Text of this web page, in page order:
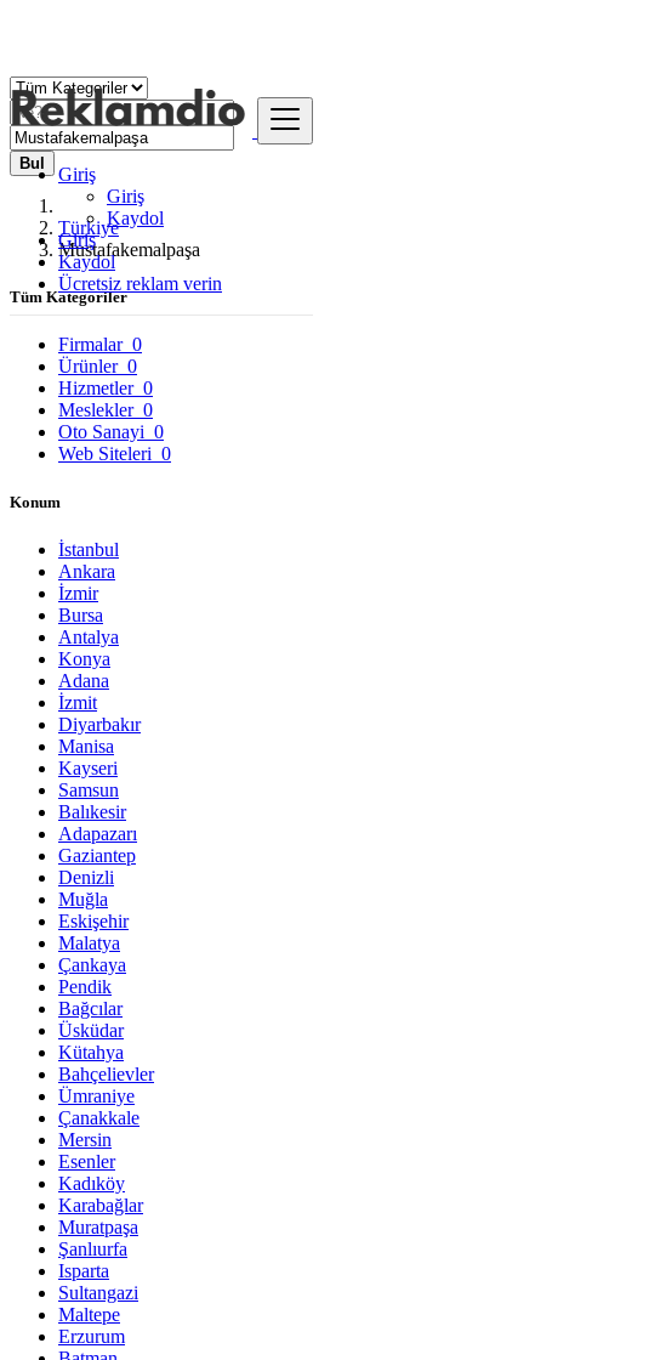
Giriş
Giriş
Kaydol
Giriş
Kaydol
Ücretsiz reklam verin
Bul
Türkiye
Mustafakemalpaşa
Tüm Kategoriler
Firmalar 0
Ürünler 0
Hizmetler 0
Meslekler 0
Oto Sanayi 0
Web Siteleri 0
Konum
İstanbul
Ankara
İzmir
Bursa
Antalya
Konya
Adana
İzmit
Diyarbakır
Manisa
Kayseri
Samsun
Balıkesir
Adapazarı
Gaziantep
Denizli
Muğla
Eskişehir
Malatya
Çankaya
Pendik
Bağcılar
Üsküdar
Kütahya
Bahçelievler
Ümraniye
Çanakkale
Mersin
Esenler
Kadıköy
Karabağlar
Muratpaşa
Şanlıurfa
Isparta
Sultangazi
Maltepe
Erzurum